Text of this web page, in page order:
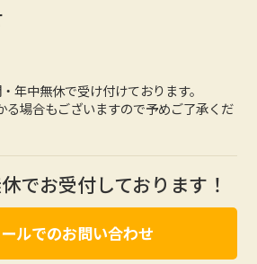
年中無休で受け付けております。
る場合もございますので予めご了承くだ
でお受付しております！
ルでのお問い合わせ